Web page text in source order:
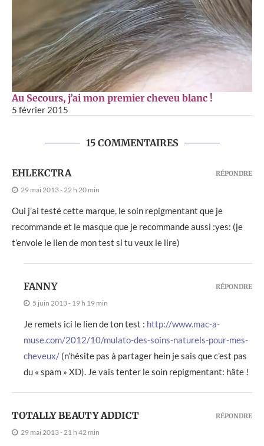
Au Secours, j’ai mon premier cheveu blanc !
5 février 2015
15 COMMENTAIRES
EHLEKCTRA
29 mai 2013 - 22 h 20 min
Oui j’ai testé cette marque, le soin repigmentant que je
recommande et le masque que je recommande aussi :yes: (je
t’envoie le lien de mon test si tu veux le lire)
RÉPONDRE
FANNY
5 juin 2013 - 19 h 19 min
Je remets ici le lien de ton test : http://www.mac-a-
muse.com/2012/10/mulato-des-soins-naturels-pour-mes-
cheveux/ (n’hésite pas à partager hein je sais que c’est pas
du « spam » XD). Je vais tenter le soin repigmentant: hâte !
RÉPONDRE
TOTALLY BEAUTY ADDICT
29 mai 2013 - 21 h 42 min
RÉPONDRE